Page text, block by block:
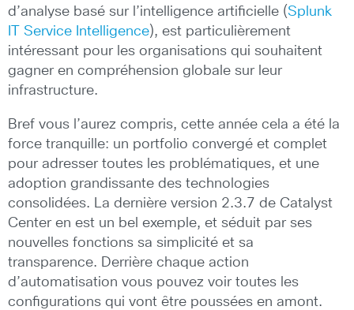
d’analyse basé sur l’intelligence artificielle (Splunk
IT Service Intelligence), est particulièrement
intéressant pour les organisations qui souhaitent
gagner en compréhension globale sur leur
infrastructure.
Bref vous l’aurez compris, cette année cela a été la
force tranquille: un portfolio convergé et complet
pour adresser toutes les problématiques, et une
adoption grandissante des technologies
consolidées. La dernière version 2.3.7 de Catalyst
Center en est un bel exemple, et séduit par ses
nouvelles fonctions sa simplicité et sa
transparence. Derrière chaque action
d’automatisation vous pouvez voir toutes les
configurations qui vont être poussées en amont.